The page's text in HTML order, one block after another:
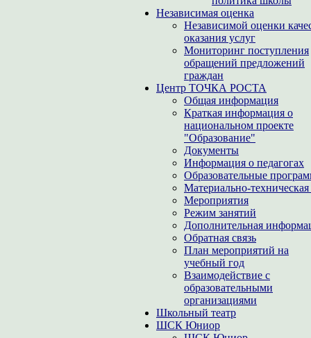
Независимая оценка
Независимой оценки
оказания услуг
Мониторинг поступления
обращений предложений
граждан
Центр ТОЧКА РОСТА
Общая информация
Краткая информация о
национальном проекте
"Образование"
Документы
Информация о педагогах
Образовательные
Материально-техническая
Мероприятия
Режим занятий
Дополнительная
Обратная связь
План мероприятий на
учебный год
Взаимодействие с
образовательными
организациями
Школьный театр
ШСК Юниор